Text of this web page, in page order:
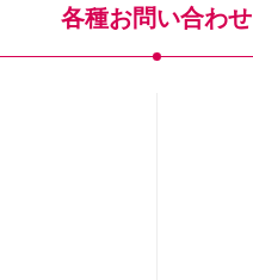
各種お問い合わせ